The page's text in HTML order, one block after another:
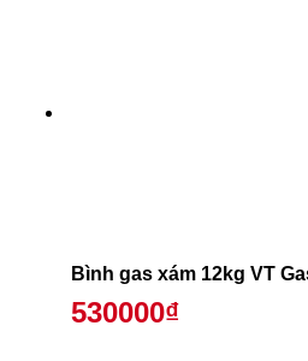
Bình gas xám 12kg VT
530000₫